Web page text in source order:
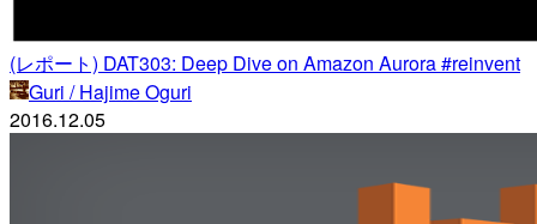
(レポート) DAT303: Deep Dive on Amazon Aurora #reinvent
Guri / Hajime Oguri
2016.12.05